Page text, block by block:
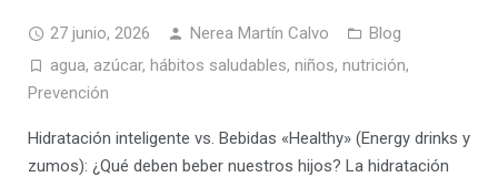
INVESTIGADORES
27 junio, 2026 Nerea Martín Calvo
Blog
agua, azúcar, hábitos saludables, niños, nutrición,
Prevención
Hidratación inteligente vs. Bebidas «Healthy» (Energy drinks y
zumos): ¿Qué deben beber nuestros hijos? La hidratación